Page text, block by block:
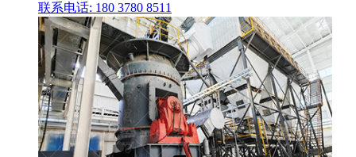
联系电话: 180 3780 8511